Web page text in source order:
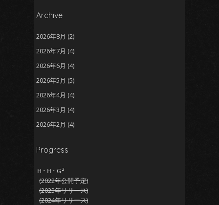
Archive
2026年8月 (2)
2026年7月 (4)
2026年6月 (4)
2026年5月 (5)
2026年4月 (4)
2026年3月 (4)
2026年2月 (4)
2025年12月
2025年11月
2025年10月(4)
2025年9月 (4)
Progress
Ｈ･Ｈ･Ｇ²
(2022年公開予定)
(2023年リリース)
(2024年リリース)